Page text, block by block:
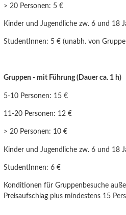
> 20 Personen: 5 €
Kinder und Jugendlichezw. 6 und 18
StudentInnen: 5 € (unabh. von
Gruppen - mit Führung (Dauer ca. 1 h)
5-10 Personen: 15 €
11-20 Personen: 12 €
> 20 Personen: 10 €
Kinder und Jugendliche zw. 6 und 18
StudentInnen: 6 €
Konditionen für Gruppenbesuche
Preisaufschlag plus mindestens 15